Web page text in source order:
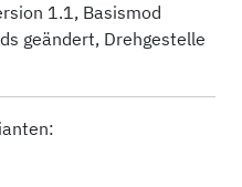
1.1, Basismod
geändert, Drehgestelle